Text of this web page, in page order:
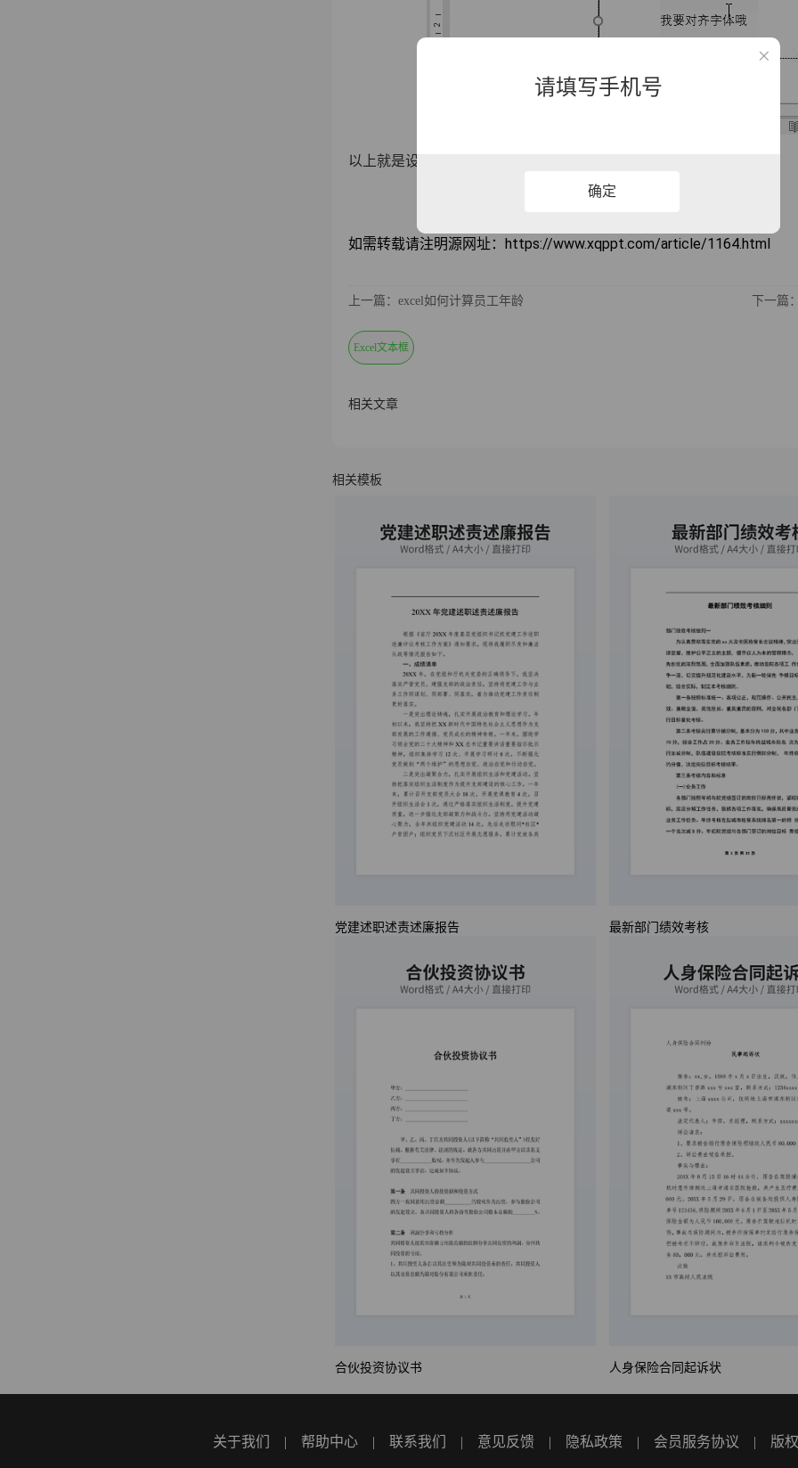
以上就是设置文本框中的文字上下对齐的方法，希望对你有帮助！
如需转载请注明源网址：https://www.xqppt.com/article/1164.html
上一篇：excel如何计算员工年龄 下一篇
Excel文本框
相关文章
相关模板
党建述职述责述廉报告 最新部门绩效考核
合伙投资协议书 人身保险合同起诉状
关于我们 | 帮助中心 | 联系我们 | 意见反馈 | 隐私政策 | 会员服务协议 | 版
请填写手机号
确定